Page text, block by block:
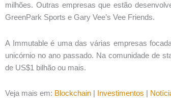
milhões. Outras empresas que estão
GreenPark Sports e Gary Vee’s Vee Friends.
A Immutable é uma das várias empresas
unicórnio no ano passado. Na comunidade de
de US$1 bilhão ou mais.
Veja mais em: Blockchain | Investimentos |